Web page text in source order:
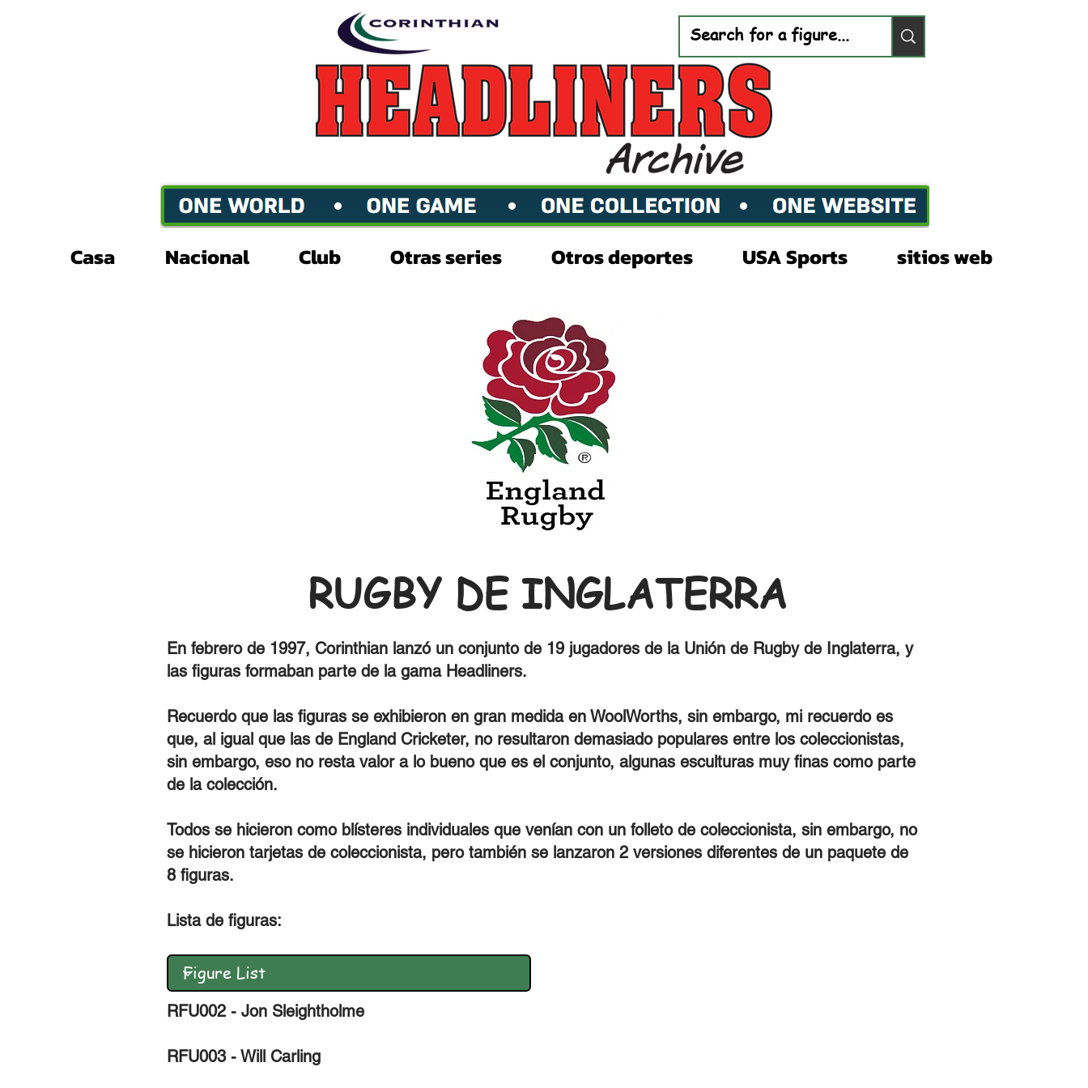
Casa Nacional Club Otras series Otros deportes USA Sports sitios web
RUGBY DE INGLATERRA
En febrero de 1997, Corinthian lanzó un conjunto de 19 jugadores de la Unión de Rugby de Inglaterra, y
las figuras formaban parte de la gama Headliners.
Recuerdo que las figuras se exhibieron en gran medida en WoolWorths, sin embargo, mi recuerdo es
que, al igual que las de England Cricketer, no resultaron demasiado populares entre los coleccionistas,
sin embargo, eso no resta valor a lo bueno que es el conjunto, algunas esculturas muy finas como parte
de la colección.
Todos se hicieron como blísteres individuales que venían con un folleto de coleccionista, sin embargo, no
se hicieron tarjetas de coleccionista, pero también se lanzaron 2 versiones diferentes de un paquete de
8 figuras.
Lista de figuras:
RFU001 - Mike Catt
RFU002 - Jon Sleightholme
RFU003 - Will Carling